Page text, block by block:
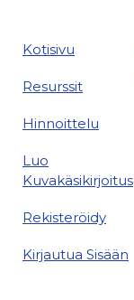
Kotisivu
Resurssit
Hinnoittelu
Luo
Kuvakäsikirjoitus
Rekisteröidy
Kirjautua Sisään